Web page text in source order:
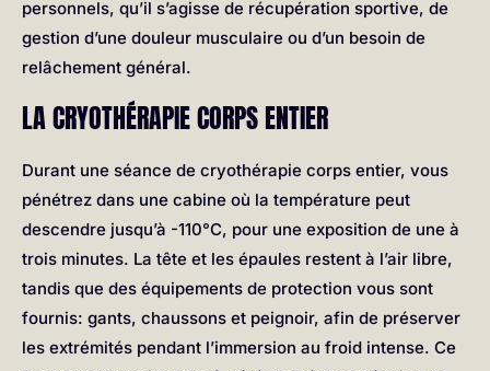
personnels, qu’il s’agisse de récupération sportive, de
gestion d’une douleur musculaire ou d’un besoin de
relâchement général.
LA CRYOTHÉRAPIE CORPS ENTIER
Durant une séance de cryothérapie corps entier, vous
pénétrez dans une cabine où la température peut
descendre jusqu’à -110°C, pour une exposition de une à
trois minutes. La tête et les épaules restent à l’air libre,
tandis que des équipements de protection vous sont
fournis: gants, chaussons et peignoir, afin de préserver
les extrémités pendant l’immersion au froid intense. Ce